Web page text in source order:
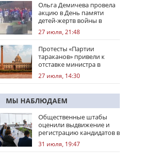
Ольга Демичева провела
акцию в День памяти
детей-жертв войны в
Донбассе
27 июля, 21:48
Протесты «Партии
тараканов» привели к
отставке министра в
Индии
27 июля, 14:30
МЫ НАБЛЮДАЕМ
Общественные штабы
оценили выдвижение и
регистрацию кандидатов в
регионах
31 июля, 19:47